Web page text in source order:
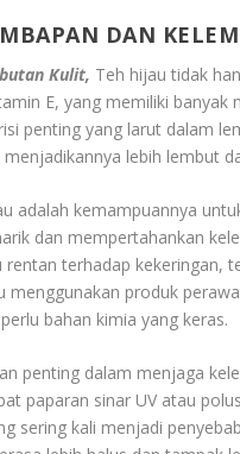
DAN
Kulit, Teh hijau tidak
E, yang memiliki
penting yang larut dalam
lebih lembut
adalah kemampuannya
dan mempertahankan
terhadap kekeringan,
produk
bahan kimia yang keras.
penting dalam menjaga
paparan sinar UV atau
sering kali menjadi